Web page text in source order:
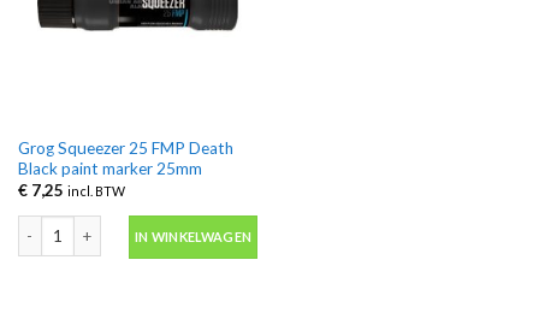
Grog Squeezer 25 FMP Death
Black paint marker 25mm
€7,25 incl. BTW
Grog Squeezer 25 FMP Death Black paint marker 25mm aantal
IN WINKELWAGEN